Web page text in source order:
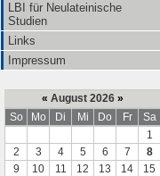
LBI für Neulateinische
Studien
Links
Impressum
« August 2026 »
So
Mo Di Mi Do Fr
Sa
1
2
3 4 5 6 7
8
9
10 11 12 13 14
15